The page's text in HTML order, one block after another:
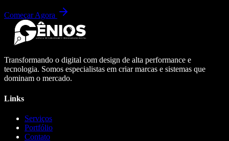
Começar Agora
Transformando o digital com design de alta performance e
tecnologia. Somos especialistas em criar marcas e sistemas que
dominam o mercado.
Links
Serviços
Portfólio
Contato